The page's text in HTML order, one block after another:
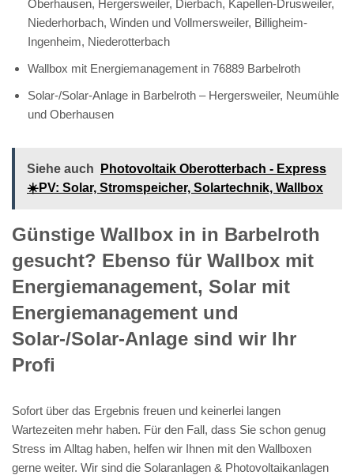
Oberhausen, Hergersweiler, Dierbach, Kapellen-Drusweiler,
Niederhorbach, Winden und Vollmersweiler, Billigheim-
Ingenheim, Niederotterbach
Wallbox mit Energiemanagement in 76889 Barbelroth
Solar-/Solar-Anlage in Barbelroth – Hergersweiler, Neumühle
und Oberhausen
Siehe auch
Photovoltaik Oberotterbach - Express
☀️PV️: Solar, Stromspeicher, Solartechnik, Wallbox
Günstige Wallbox in in Barbelroth
gesucht? Ebenso für Wallbox mit
Energiemanagement, Solar mit
Energiemanagement und
Solar-/Solar-Anlage sind wir Ihr
Profi
Sofort über das Ergebnis freuen und keinerlei langen
Wartezeiten mehr haben. Für den Fall, dass Sie schon genug
Stress im Alltag haben, helfen wir Ihnen mit den Wallboxen
gerne weiter. Wir sind die Solaranlagen & Photovoltaikanlagen